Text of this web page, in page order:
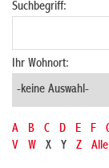
Suchbegriff:
Ihr Wohnort:
A B C D E F
V
W X Y Z Alle